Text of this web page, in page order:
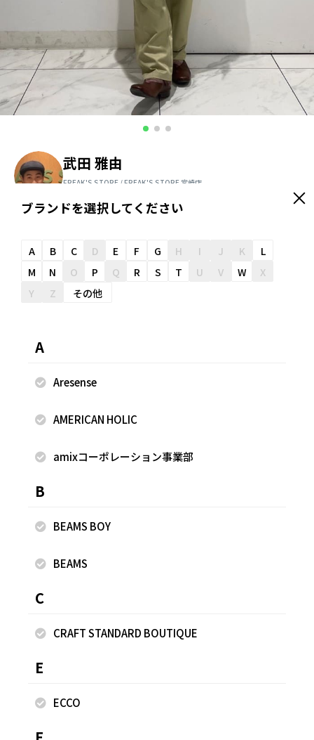
武田 雅由
FREAK'S STORE / FREAK'S STORE 宮崎店
友だち追加
着用商品
ブランドを選択してください
A B C D E F G H I J K
L
M
N O P Q R S T U V W
X
Y
Z その他
A
Aresense
AMERICAN HOLIC
amixコーポレーション事業部
B
BEAMS BOY
BEAMS
C
CRAFT STANDARD BOUTIQUE
E
ECCO